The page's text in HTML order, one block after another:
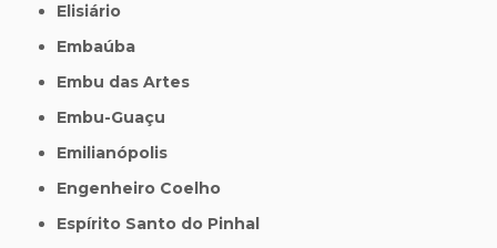
Elisiário
Embaúba
Embu das Artes
Embu-Guaçu
Emilianópolis
Engenheiro Coelho
Espírito Santo do Pinhal